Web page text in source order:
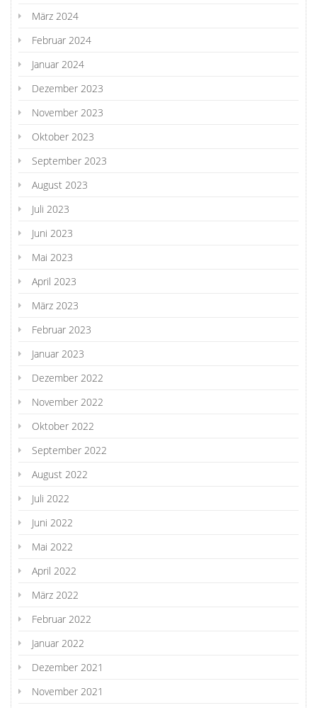
März 2024
Februar 2024
Januar 2024
Dezember 2023
November 2023
Oktober 2023
September 2023
August 2023
Juli 2023
Juni 2023
Mai 2023
April 2023
März 2023
Februar 2023
Januar 2023
Dezember 2022
November 2022
Oktober 2022
September 2022
August 2022
Juli 2022
Juni 2022
Mai 2022
April 2022
März 2022
Februar 2022
Januar 2022
Dezember 2021
November 2021